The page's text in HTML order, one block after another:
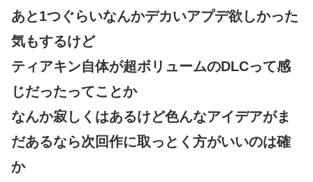
あと1つぐらいなんかデカいアプデ欲しかった
気もするけど
ティアキン自体が超ボリュームのDLCって感
じだったってことか
なんか寂しくはあるけど色んなアイデアがま
だあるなら次回作に取っとく方がいいのは確
か